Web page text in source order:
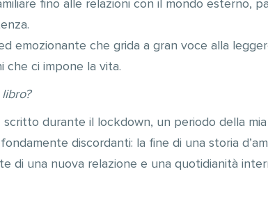
fino alle relazioni con il mondo esterno,
emozionante che grida a gran voce alla
che ci impone la vita.
durante il lockdown, un periodo della
discordanti: la fine di una storia
di una nuova relazione e una quotidianità